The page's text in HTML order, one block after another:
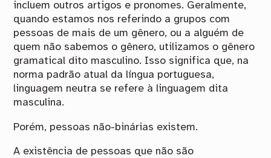
incluem outros artigos e pronomes. Geralmente,
quando estamos nos referindo a grupos com
pessoas de mais de um gênero, ou a alguém de
quem não sabemos o gênero, utilizamos o gênero
gramatical dito masculino. Isso significa que, na
norma padrão atual da língua portuguesa,
linguagem neutra se refere à linguagem dita
masculina.
Porém, pessoas não-binárias existem.
A existência de pessoas que não são